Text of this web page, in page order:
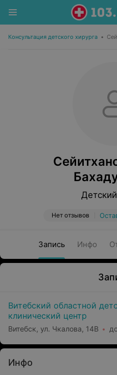
Консультация детского хирурга •
Нет отзывов
Запись Инфо
Витебский областной
клинический центр
Витебск, ул. Чкалова, 14В
Инфо